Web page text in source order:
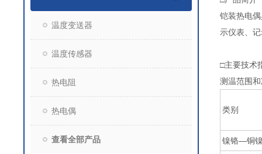
温度变送器
温度传感器
热电阻
热电偶
查看全部产品
铠装热电
示仪表、
□主要技术
测温范围
类别
镍铬—铜